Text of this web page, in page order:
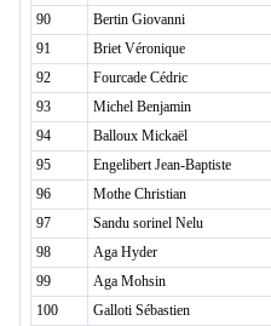
90
Bertin Giovanni
91
Briet Véronique
92
Fourcade Cédric
93
Michel Benjamin
94
Balloux Mickaël
95
Engelibert Jean-Baptiste
96
Mothe Christian
97
Sandu sorinel Nelu
98
Aga Hyder
99
Aga Mohsin
100
Galloti Sébastien